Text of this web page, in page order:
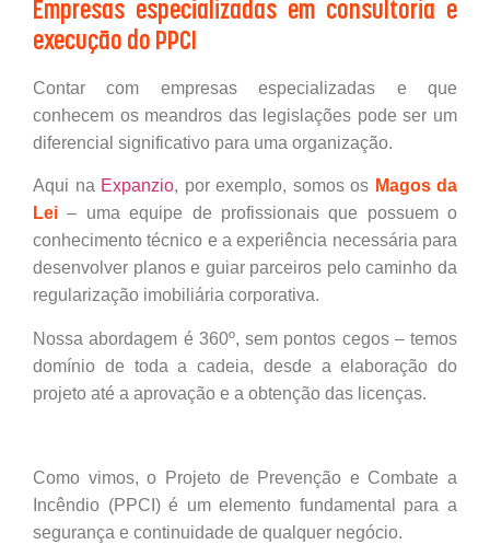
Empresas especializadas em consultoria e
execução do PPCI
Contar com empresas especializadas e que
conhecem os meandros das legislações pode ser um
diferencial significativo para uma organização.
Aqui na Expanzio, por exemplo, somos os Magos da
Lei – uma equipe de profissionais que possuem o
conhecimento técnico e a experiência necessária para
desenvolver planos e guiar parceiros pelo caminho da
regularização imobiliária corporativa.
Nossa abordagem é 360º, sem pontos cegos – temos
domínio de toda a cadeia, desde a elaboração do
projeto até a aprovação e a obtenção das licenças.
Como vimos, o Projeto de Prevenção e Combate a
Incêndio (PPCI) é um elemento fundamental para a
segurança e continuidade de qualquer negócio.